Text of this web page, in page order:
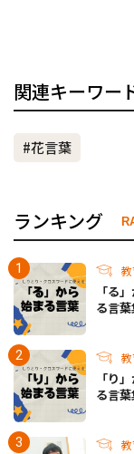
関連キーワー
#花言葉
ランキング
「る
る言
「り
る言